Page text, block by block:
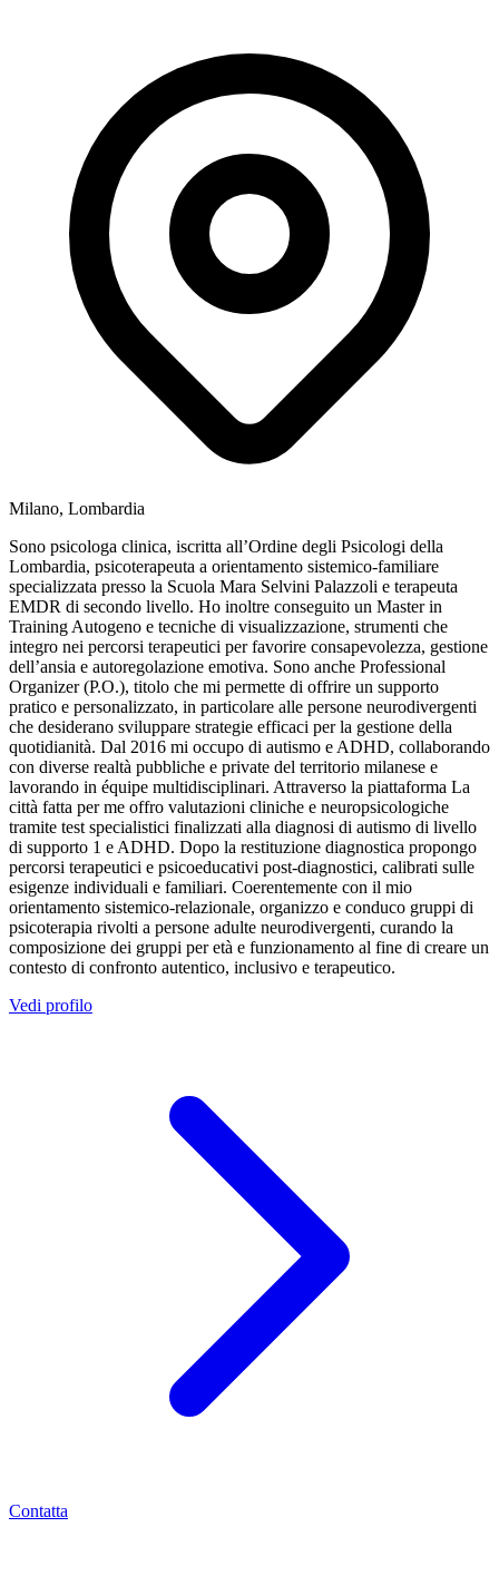
Milano, Lombardia
Sono psicologa clinica, iscritta all’Ordine degli Psicologi della
Lombardia, psicoterapeuta a orientamento sistemico-familiare
specializzata presso la Scuola Mara Selvini Palazzoli e terapeuta
EMDR di secondo livello. Ho inoltre conseguito un Master in
Training Autogeno e tecniche di visualizzazione, strumenti che
integro nei percorsi terapeutici per favorire consapevolezza, gestione
dell’ansia e autoregolazione emotiva. Sono anche Professional
Organizer (P.O.), titolo che mi permette di offrire un supporto
pratico e personalizzato, in particolare alle persone neurodivergenti
che desiderano sviluppare strategie efficaci per la gestione della
quotidianità. Dal 2016 mi occupo di autismo e ADHD, collaborando
con diverse realtà pubbliche e private del territorio milanese e
lavorando in équipe multidisciplinari. Attraverso la piattaforma La
città fatta per me offro valutazioni cliniche e neuropsicologiche
tramite test specialistici finalizzati alla diagnosi di autismo di livello
di supporto 1 e ADHD. Dopo la restituzione diagnostica propongo
percorsi terapeutici e psicoeducativi post-diagnostici, calibrati sulle
esigenze individuali e familiari. Coerentemente con il mio
orientamento sistemico-relazionale, organizzo e conduco gruppi di
psicoterapia rivolti a persone adulte neurodivergenti, curando la
composizione dei gruppi per età e funzionamento al fine di creare un
contesto di confronto autentico, inclusivo e terapeutico.
Vedi profilo
Contatta